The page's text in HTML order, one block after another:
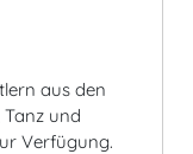
aus den
und
Verfügung.